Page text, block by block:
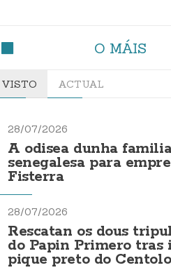
O MÁIS
VISTO ACTUAL
28/07/2026
A odisea dunha
senegalesa para
Fisterra
28/07/2026
Rescatan os dous
do Papin Primero tras
pique preto do Centolo